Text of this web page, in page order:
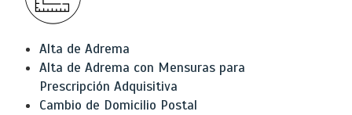
Alta de Adrema
Alta de Adrema con Mensuras para
Prescripción Adquisitiva
Cambio de Domicilio Postal